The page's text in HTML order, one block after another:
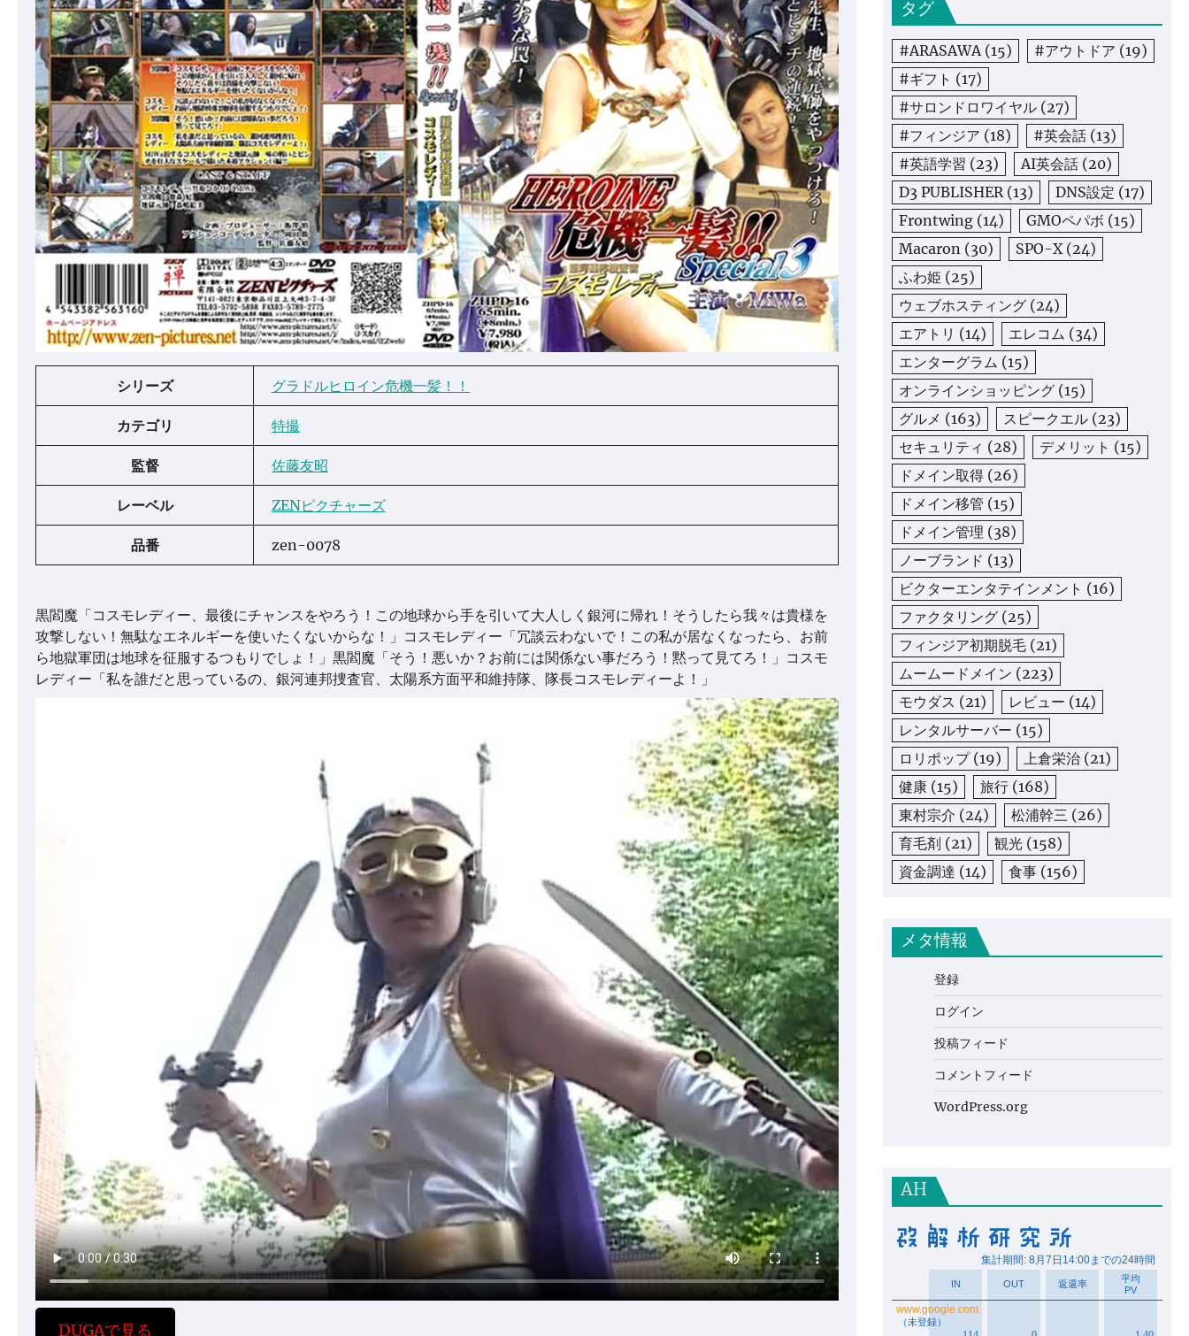
シリーズ グラドルヒロイン危機一髪！！
カテゴリ 特撮
監督 佐藤友昭
レーベル ZENピクチャーズ
品番 zen-0078
黒閻魔「コスモレディー、最後にチャンスをやろう！この地球から手を引いて大人しく銀河に帰れ！そうしたら我々は貴様を
攻撃しない！無駄なエネルギーを使いたくないからな！」コスモレディー「冗談云わないで！この私が居なくなったら、お前
ら地獄軍団は地球を征服するつもりでしょ！」黒閻魔「そう！悪いか？お前には関係ない事だろう！黙って見てろ！」コスモ
レディー「私を誰だと思っているの、銀河連邦捜査官、太陽系方面平和維持隊、隊長コスモレディーよ！」
DUGAで見る
タグ
#ARASAWA(15) #アウトドア (19)
#ギフト (17)
#サロンドロワイヤル (27)
#フィンジア (18) #英会話 (13)
#英語学習 (23) AI英会話 (20)
D3 PUBLISHER(13) DNS設定 (17)
Frontwing (14) GMOペパボ (15)
Macaron (30) SPO-X(24)
ふわ姫 (25)
ウェブホスティング (24)
エアトリ (14) エレコム (34)
エンターグラム (15)
オンラインショッピング (15)
グルメ (163) スピークエル (23)
セキュリティ (28) デメリット (15)
ドメイン取得 (26)
ドメイン移管 (15)
ドメイン管理 (38)
ノーブランド (13)
ビクターエンタテインメント (16)
ファクタリング (25)
フィンジア初期脱毛 (21)
ムームードメイン (223)
モウダス (21) レビュー (14)
レンタルサーバー (15)
ロリポップ(19) 上倉栄治 (21)
健康 (15) 旅行 (168)
東村宗介 (24) 松浦幹三 (26)
育毛剤 (21) 観光 (158)
資金調達 (14) 食事 (156)
メタ情報
登録
ログイン
投稿フィード
コメントフィード
WordPress.org
AH